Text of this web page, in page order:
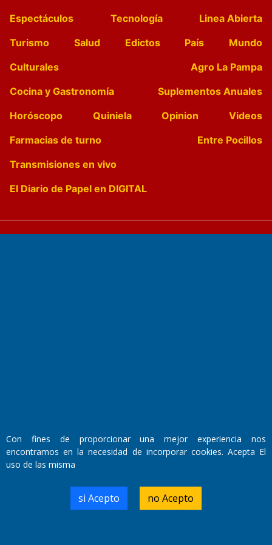
Espectáculos
Tecnología
Linea Abierta
Turismo
Salud Edictos País
Mundo
Culturales
Agro La Pampa
Cocina y Gastronomía
Suplementos Anuales
Horóscopo
Quiniela Opinion
Videos
Farmacias de turno
Entre Pocillos
Transmisiones en vivo
El Diario de Papel en DIGITAL
Domicilio Legal: José Ingenieros 855,
Número de Registro DNDA:
RL-2019-55551274-APN-DNDA#MJ
Con fines de proporcionar una mejor experiencia nos
encontramos en la necesidad de incorporar cookies. Acepta El
uso de las misma
si Acepto no Acepto